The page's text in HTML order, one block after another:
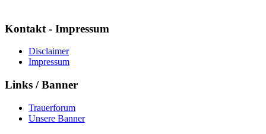
Kontakt - Impressum
Disclaimer
Impressum
Links / Banner
Trauerforum
Unsere Banner